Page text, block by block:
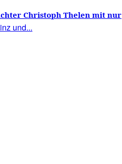
Christoph Thelen mit nur
ohne…?